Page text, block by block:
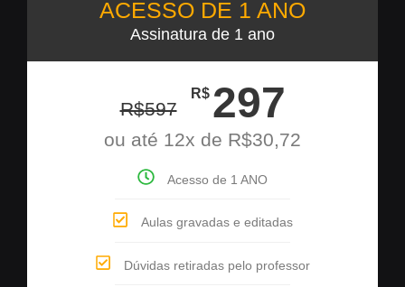
ACESSO DE 1 ANO
Assinatura de 1 ano
R$597
R$ 297
ou até 12x de R$30,72
Acesso de 1 ANO
Aulas gravadas e editadas
Dúvidas retiradas pelo professor